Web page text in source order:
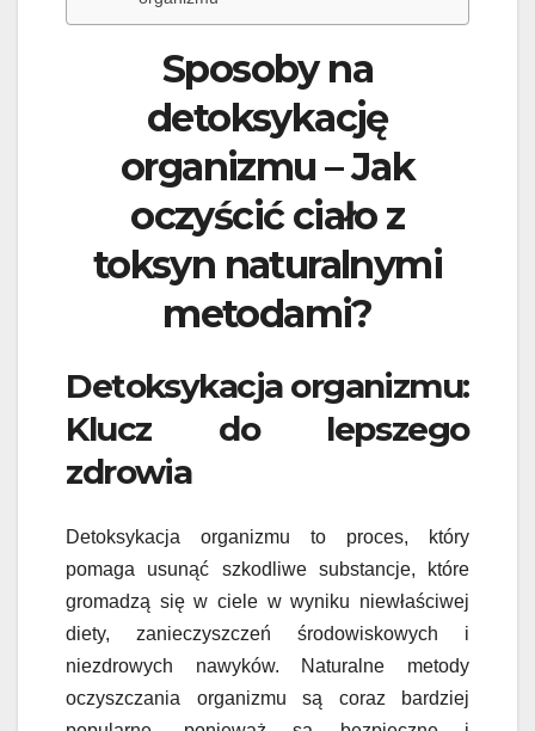
Sposoby na
detoksykację
organizmu – Jak
oczyścić ciało z
toksyn naturalnymi
metodami?
Detoksykacja organizmu:
Klucz do lepszego
zdrowia
Detoksykacja organizmu to proces, który
pomaga usunąć szkodliwe substancje, które
gromadzą się w ciele w wyniku niewłaściwej
diety, zanieczyszczeń środowiskowych i
niezdrowych nawyków. Naturalne metody
oczyszczania organizmu są coraz bardziej